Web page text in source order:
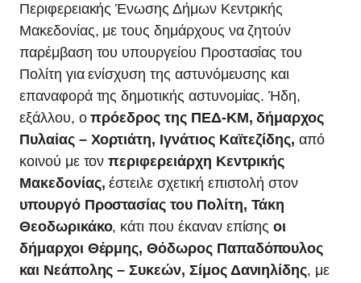
Περιφερειακής Ένωσης Δήμων Κεντρικής
Μακεδονίας, με τους δημάρχους να ζητούν
παρέμβαση του υπουργείου Προστασίας του
Πολίτη για ενίσχυση της αστυνόμευσης και
επαναφορά της δημοτικής αστυνομίας. Ήδη,
εξάλλου, οπρόεδρος της ΠΕΔ-ΚΜ, δήμαρχος
Πυλαίας – Χορτιάτη, Ιγνάτιος Καϊτεζίδης, από
κοινού με τον περιφερειάρχη Κεντρικής
Μακεδονίας, έστειλε σχετική επιστολή στον
υπουργό Προστασίας του Πολίτη, Τάκη
Θεοδωρικάκο, κάτι που έκαναν επίσηςοι
δήμαρχοι Θέρμης, Θόδωρος Παπαδόπουλος
και Νεάπολης – Συκεών, Σίμος Δανιηλίδης, με